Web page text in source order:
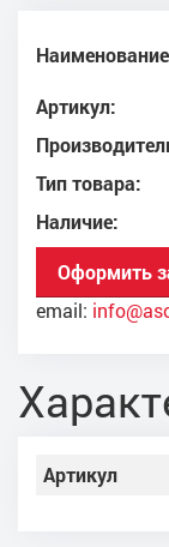
Артикул:
Тип товара:
Наличие:
Оформить
email:
Артикул